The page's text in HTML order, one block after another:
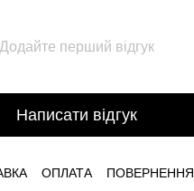
Додайте перший відгук
Написати відгук
ОПЛАТА ПОВЕРНЕННЯ